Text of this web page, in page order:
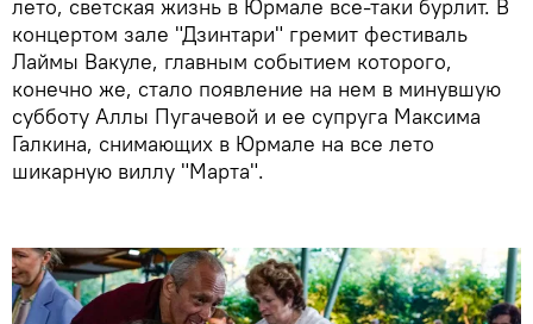
лето, светская жизнь в Юрмале все-таки бурлит. В
концертом зале "Дзинтари" гремит фестиваль
Лаймы Вакуле, главным событием которого,
конечно же, стало появление на нем в минувшую
субботу Аллы Пугачевой и ее супруга Максима
Галкина, снимающих в Юрмале на все лето
шикарную виллу "Марта".